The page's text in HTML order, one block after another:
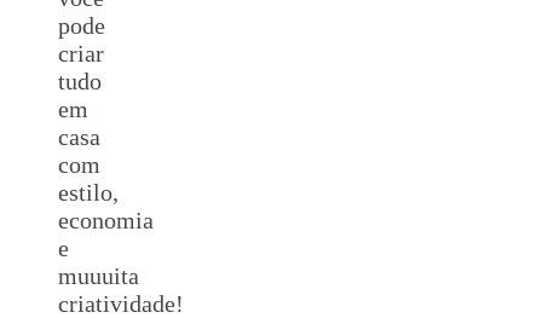
pode
criar
tudo
em
casa
com
estilo,
economia
e
muuuita
criatividade!